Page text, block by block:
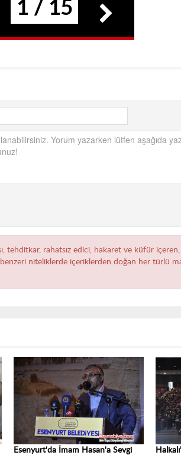
1 / 15
tehditkar, rahatsız edici, hakaret ve küfür
benzeri niteliklerde içeriklerden doğan her türlü
Esenyurt'da İmam Hasan'a Sevgi